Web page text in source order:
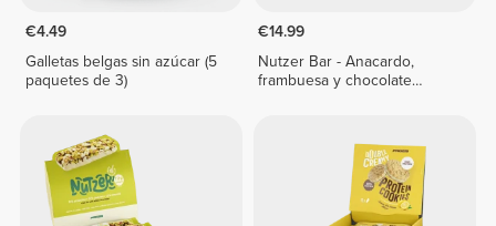
€4.49
Galletas belgas sin azúcar (5
paquetes de 3)
€14.99
Nutzer Bar - Anacardo,
frambuesa y chocolate